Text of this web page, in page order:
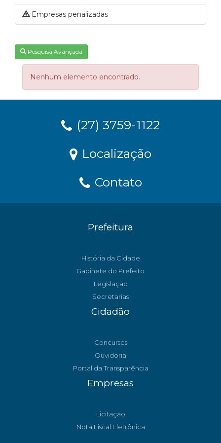
Empresas penalizadas
Pesquisa Avançada
Nenhum elemento encontrado.
(27) 3759-1122
Localização
Contato
Prefeitura
História da Cidade
Gabinete do Prefeito
Legislação
Secretarias
Cidadão
Concursos
Ouvidoria
Portal da Transparência
Empresas
Licitação
Nota Fiscal Eletrônica